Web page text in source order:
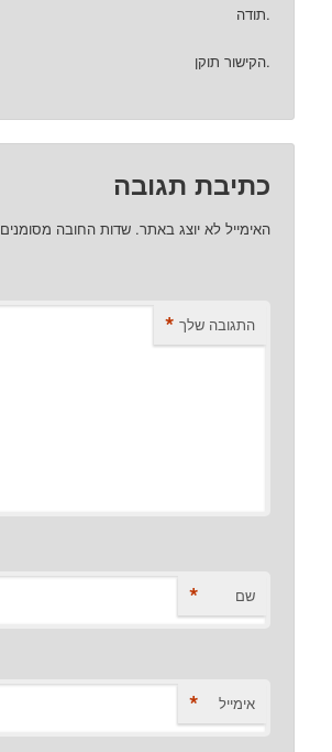
תודה.
הקישור תוקן.
כתיבת תגובה
האימייל לא יוצג באתר. שדות החובה מסומנים
התגובה שלך *
שם *
אימייל *